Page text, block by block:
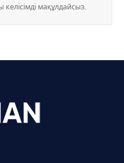
мақұлдайсыз.